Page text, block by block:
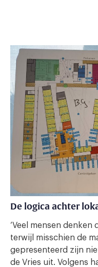
De logica achter
‘Veel mensen
terwijl misschien de
gepresenteerd zijn
de Vries uit. Volgens